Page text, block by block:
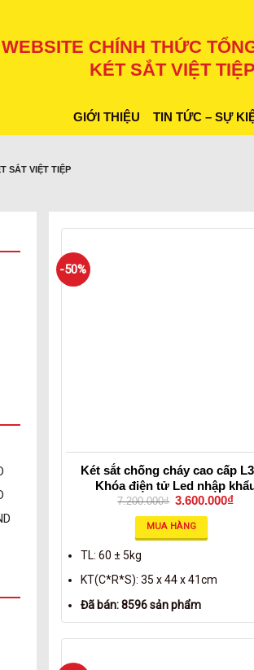
WEBSITE CHÍNH THỨC
KÉT SẮT VIỆT TIỆP
GIỚI THIỆU TIN TỨC – SỰ
SẮT VIỆT TIỆP
-50%
Két sắt chống cháy cao cấp
Khóa điện tử Led nhập
7.200.000₫ 3.600.000₫
MUA HÀNG
TL: 60 ± 5kg
KT(C*R*S): 35 x 44 x 41cm
Đã bán: 8596 sản phẩm